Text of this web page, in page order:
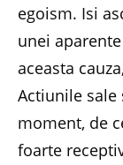
egoism. Isi
unei
aceasta
Actiunile
moment, de
foarte